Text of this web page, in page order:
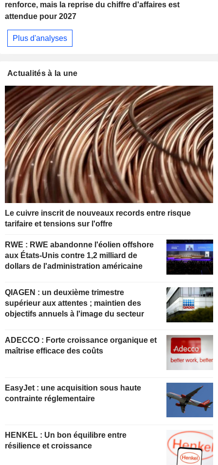
renforce, mais la reprise du chiffre d'affaires est
attendue pour 2027
Plus d'analyses
Actualités à la une
Le cuivre inscrit de nouveaux records entre risque
tarifaire et tensions sur l'offre
RWE : RWE abandonne l'éolien offshore
aux États-Unis contre 1,2 milliard de
dollars de l'administration américaine
QIAGEN : un deuxième trimestre
supérieur aux attentes ; maintien des
objectifs annuels à l'image du secteur
ADECCO : Forte croissance organique et
maîtrise efficace des coûts
EasyJet : une acquisition sous haute
contrainte réglementaire
HENKEL : Un bon équilibre entre
résilience et croissance